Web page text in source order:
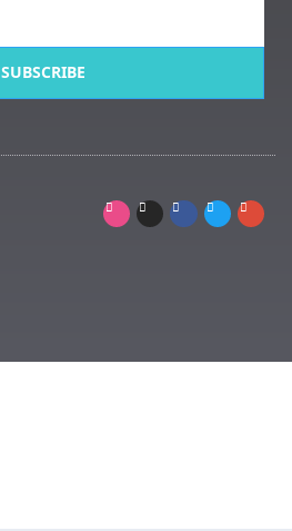
SUBSCRIBE